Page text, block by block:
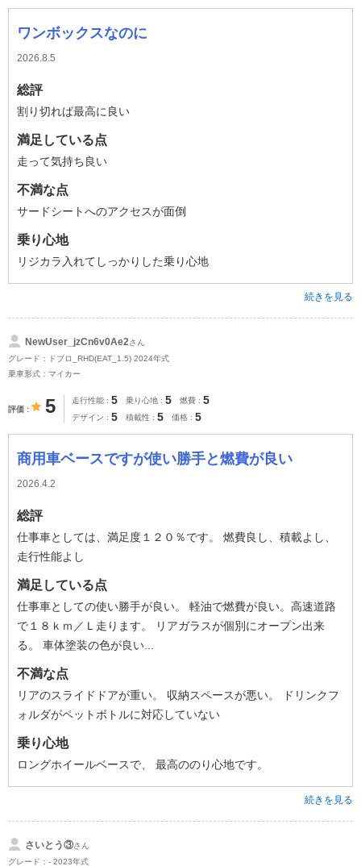
ワンボックスなのに
2026.8.5
総評
割り切れば最高に良い
満足している点
走って気持ち良い
不満な点
サードシートへのアクセスが面倒
乗り心地
リジカラ入れてしっかりした乗り心地
続きを見る
NewUser_jzCn6v0Ae2さん
グレード：ドブロ_RHD(EAT_1.5) 2024年式
乗車形式：マイカー
評価 5 走行性能 5 乗り心地 5 燃費 5
デザイン 5 積載性 5 価格 5
商用車ベースですが使い勝手と燃費が良い
2026.4.2
総評
仕事車としては、満足度１２０％です。 燃費良し、積載よし、
走行性能よし
満足している点
仕事車としての使い勝手が良い。 軽油で燃費が良い。高速道路
で１８ｋｍ／Ｌ走ります。 リアガラスが個別にオープン出来
る。 車体塗装の色が良い...
不満な点
リアのスライドドアが重い。 収納スペースが悪い。 ドリンクフ
ォルダがペットボトルに対応していない
乗り心地
ロングホイールベースで、 最高ののり心地です。
続きを見る
さいとう③さん
グレード：- 2023年式